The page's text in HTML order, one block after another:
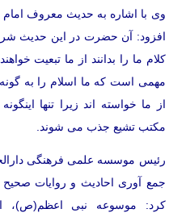
وی با اشاره به حدیث معروف
افزود: آن حضرت در این حدیث
کلام ما را بدانند از ما تبعیت
مهمی است که ما اسلام را به
از ما خواسته اند زیرا تنها
مکتب تشیع جذب می شوند.
رئیس موسسه علمی فرهنگی
جمع آوری احادیث و روایات صحیح
کرد: موسوعه نبی اعظم(ص)،